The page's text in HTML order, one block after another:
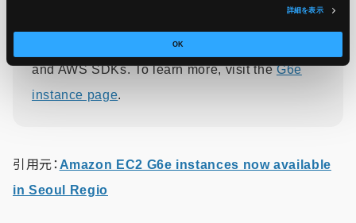
詳細を表示
OK
AWS Command Line Interface
and AWS SDKs. To learn more, visit theG6e
instance page.
引用元： Amazon EC2 G6e instances now available
in Seoul Regio